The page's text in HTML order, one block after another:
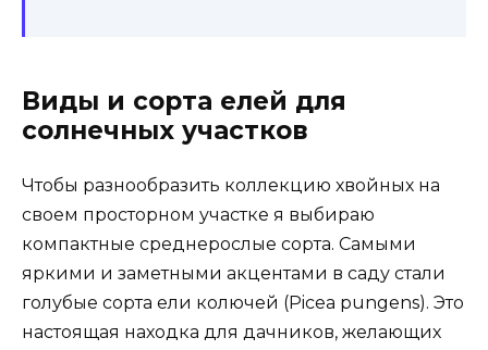
Виды и сорта елей для
солнечных участков
Чтобы разнообразить коллекцию хвойных на
своем просторном участке я выбираю
компактные среднерослые сорта. Самыми
яркими и заметными акцентами в саду стали
голубые сорта ели колючей (Picea pungens). Это
настоящая находка для дачников, желающих